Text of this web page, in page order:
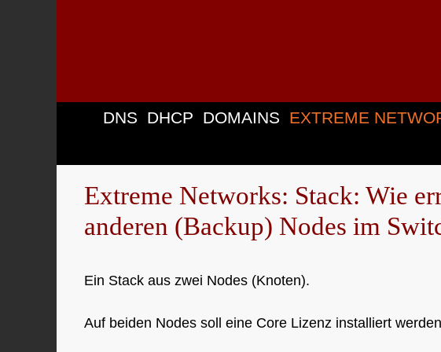
DNS DHCP DOMAINS EXTREME
Extreme Networks: Stack: Wie
anderen (Backup) Nodes im
Ein Stack aus zwei Nodes (Knoten).
Auf beiden Nodes soll eine Core Lizenz installiert